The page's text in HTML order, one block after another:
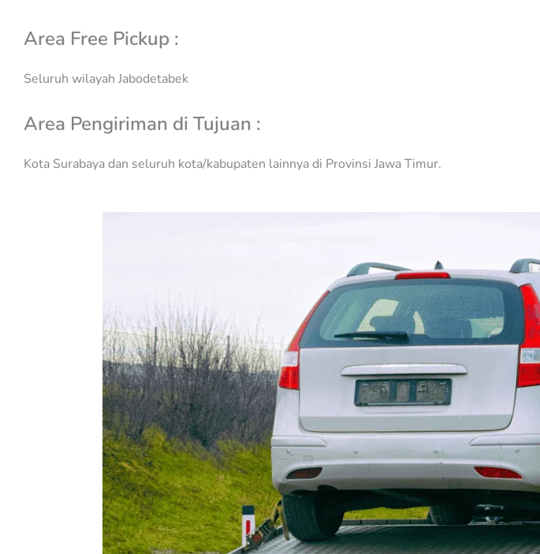
Area Free Pickup :
Seluruh wilayah Jabodetabek
Area Pengiriman di Tujuan :
Kota Surabaya dan seluruh kota/kabupaten lainnya di Provinsi Jawa Timur.